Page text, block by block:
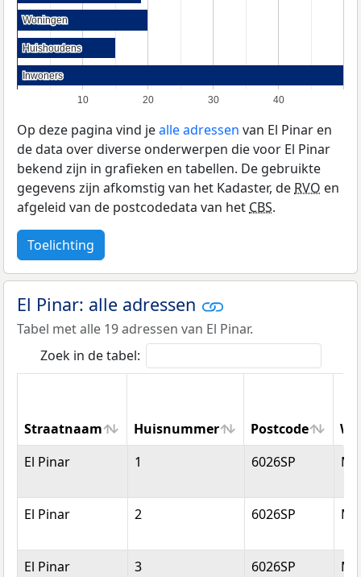
10 20 30 40
Woningen
Woningen
Huishoudens
Huishoudens
Inwoners
Inwoners
Op deze pagina vind jealle adressen van El Pinar en
de data over diverse onderwerpen die voor El Pinar
bekend zijn in grafieken en tabellen. De gebruikte
gegevens zijn afkomstig van het Kadaster, de RVO en
afgeleid van de postcodedata van het CBS.
Toelichting
El Pinar: alle adressen
Tabel met alle 19 adressen van El Pinar.
Zoek in de tabel:
Straatnaam Huisnummer Postcode
Straatnaam
Huisnummer Postcode
El Pinar 1 6026SP
El Pinar 2 6026SP
El Pinar 3 6026SP